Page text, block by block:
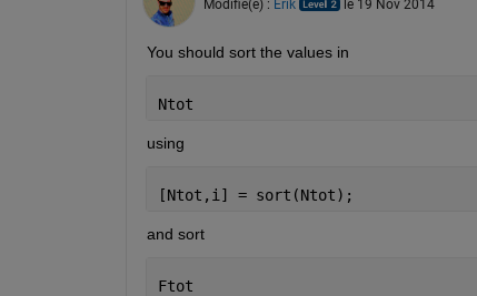
Modifié(e) : Erik le 19 Nov 2014
You should sort the values in
Ntot
using
[Ntot,i] = sort(Ntot);
and sort
Ftot